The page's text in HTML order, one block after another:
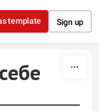
template Sign up